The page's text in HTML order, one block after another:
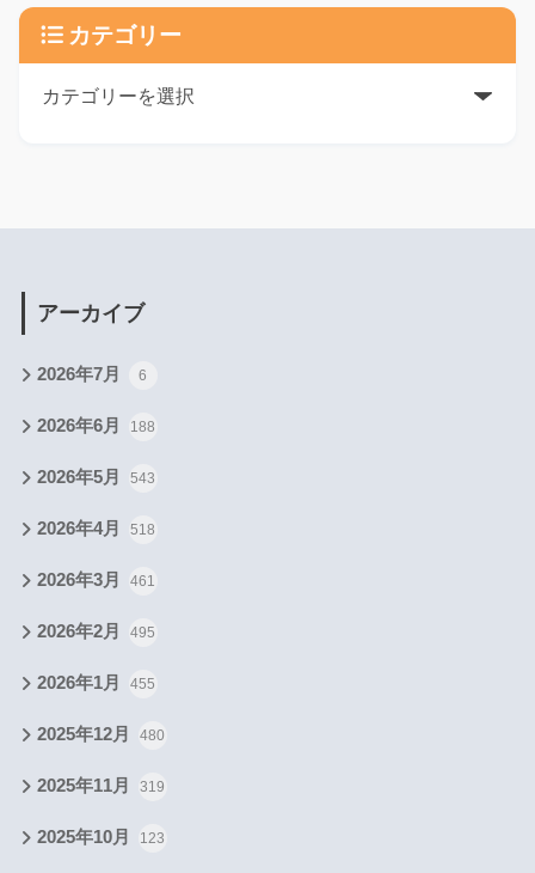
カテゴリー
アーカイブ
2026年7月 6
2026年6月 188
2026年5月 543
2026年4月 518
2026年3月 461
2026年2月 495
2026年1月 455
2025年12月 480
2025年11月 319
2025年10月 123